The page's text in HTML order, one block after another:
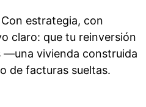
estrategia, con
claro: que tu reinversión
—una vivienda construida
de facturas sueltas.